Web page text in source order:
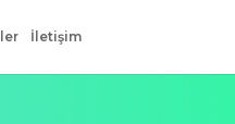
İletişim